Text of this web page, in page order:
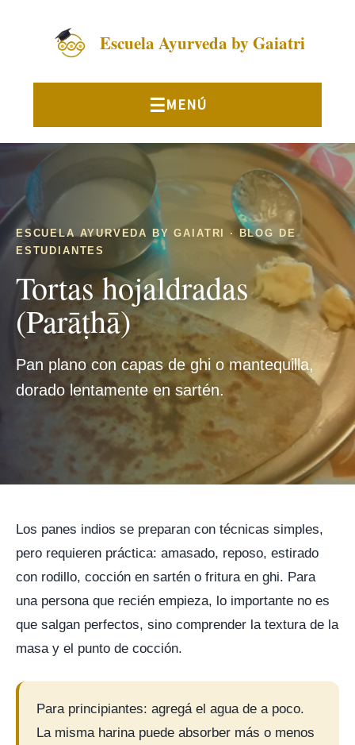
Escuela Ayurveda by Gaiatri
ESCUELA AYURVEDA BY GAIATRI · BLOG DE
ESTUDIANTES
Tortas hojaldradas
(Parāṭhā)
Pan plano con capas de ghi o mantequilla,
dorado lentamente en sartén.
Los panes indios se preparan con técnicas simples,
pero requieren práctica: amasado, reposo, estirado
con rodillo, cocción en sartén o fritura en ghi. Para
una persona que recién empieza, lo importante no es
que salgan perfectos, sino comprender la textura de la
masa y el punto de cocción.
Para principiantes: agregá el agua de a poco.
La misma harina puede absorber más o menos